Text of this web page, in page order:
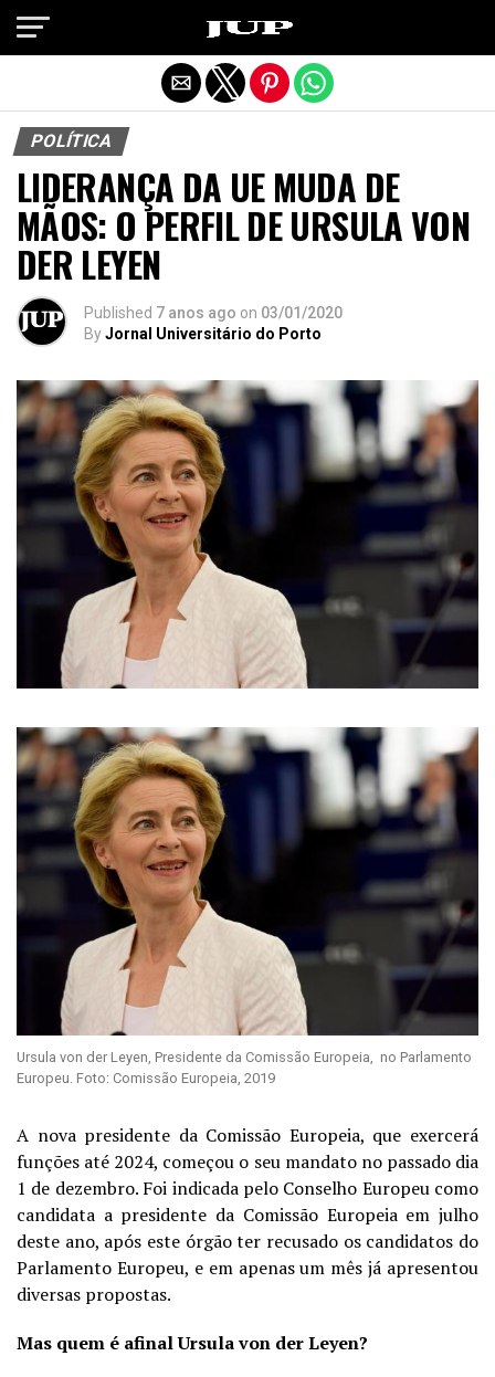
POLÍTICA
LIDERANÇA DA UE MUDA DE
MÃOS: O PERFIL DE URSULA VON
DER LEYEN
Published 7 anos ago on 03/01/2020
ByJornal Universitário do Porto
Ursula von der Leyen, Presidente da Comissão Europeia, no Parlamento
Europeu. Foto: Comissão Europeia, 2019
A nova presidente da Comissão Europeia, que exercerá
funções até 2024, começou o seu mandato no passado dia
1 de dezembro. Foi indicada pelo Conselho Europeu como
candidata a presidente da Comissão Europeia em julho
deste ano, após este órgão ter recusado os candidatos do
Parlamento Europeu, e em apenas um mês já apresentou
diversas propostas.
Mas quem é afinal Ursula von der Leyen?
Exit mobile version